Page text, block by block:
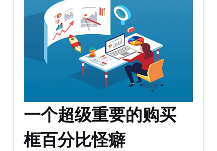
一个超级重要的购买
框百分比怪癖